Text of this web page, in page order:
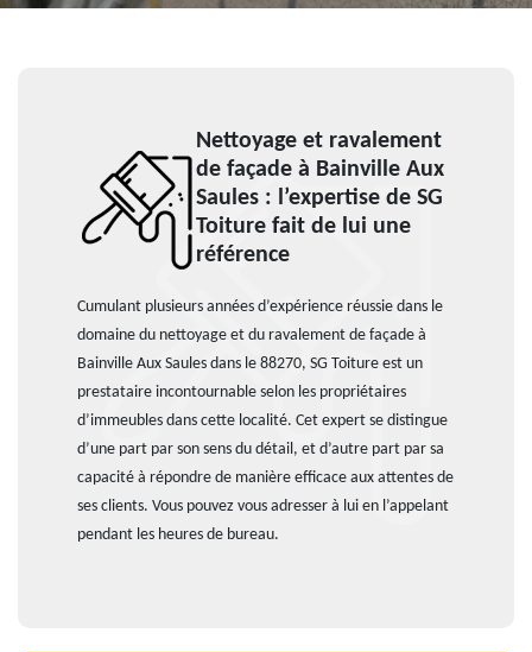
Nettoyage et ravalement
de façade à Bainville Aux
Saules : l’expertise de SG
Toiture fait de lui une
référence
Cumulant plusieurs années d’expérience réussie dans le
domaine du nettoyage et du ravalement de façade à
Bainville Aux Saules dans le 88270, SG Toiture est un
prestataire incontournable selon les propriétaires
d’immeubles dans cette localité. Cet expert se distingue
d’une part par son sens du détail, et d’autre part par sa
capacité à répondre de manière efficace aux attentes de
ses clients. Vous pouvez vous adresser à lui en l’appelant
pendant les heures de bureau.